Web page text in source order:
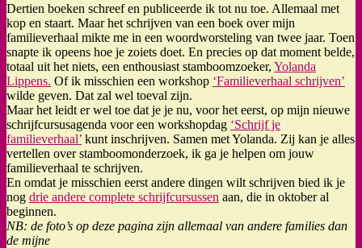
Dertien boeken schreef en publiceerde ik tot nu toe. Allemaal met
kop en staart. Maar het schrijven van een boek over mijn
familieverhaal mikte me in een woordworsteling van twee jaar. Toen
snapte ik opeens hoe je zoiets doet. En precies op dat moment belde,
totaal uit het niets, een enthousiast stamboomzoeker, Yolanda
Lippens. Of ik misschien een workshop ‘Familieverhaal schrijven’
wilde geven. Dat zal wel toeval zijn.
Maar het leidt er wel toe dat je je nu, voor het eerst, op mijn nieuwe
schrijfcursusagenda voor een workshopdag ‘Schrijf je
familieverhaal’ kunt inschrijven. Samen met Yolanda. Zij kan je alles
vertellen over stamboomonderzoek, ik ga je helpen om jouw
familieverhaal te schrijven.
En omdat je misschien eerst andere dingen wilt schrijven bied ik je
nog drie andere complete schrijfcursussen aan, die in oktober al
beginnen.
NB: de foto’s op deze pagina zijn allemaal van andere families dan
de mijne